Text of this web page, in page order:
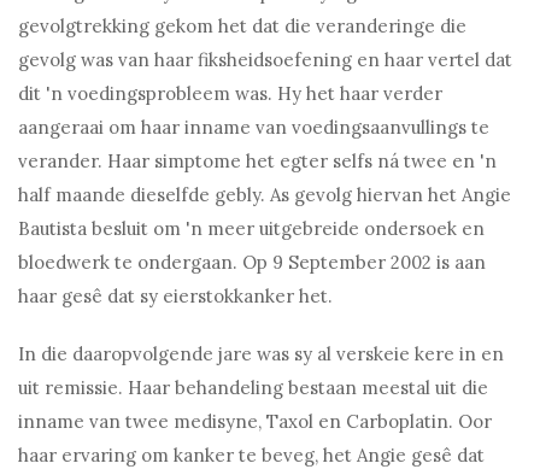
gevolgtrekking gekom het dat die veranderinge die
gevolg was van haar fiksheidsoefening en haar vertel dat
dit 'n voedingsprobleem was. Hy het haar verder
aangeraai om haar inname van voedingsaanvullings te
verander. Haar simptome het egter selfs ná twee en 'n
half maande dieselfde gebly. As gevolg hiervan het Angie
Bautista besluit om 'n meer uitgebreide ondersoek en
bloedwerk te ondergaan. Op 9 September 2002 is aan
haar gesê dat sy eierstokkanker het.
In die daaropvolgende jare was sy al verskeie kere in en
uit remissie. Haar behandeling bestaan ​​meestal uit die
inname van twee medisyne, Taxol en Carboplatin. Oor
haar ervaring om kanker te beveg, het Angie gesê dat